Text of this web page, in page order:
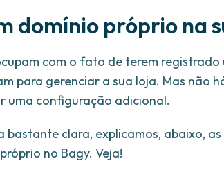
domínio próprio na
com o fato de terem registrado
para gerenciar a sua loja. Mas não
uma configuração adicional.
bastante clara, explicamos, abaixo,
no Bagy. Veja!